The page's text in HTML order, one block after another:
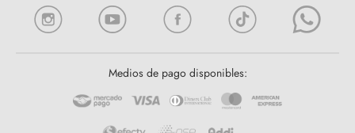
Medios de pago disponibles: